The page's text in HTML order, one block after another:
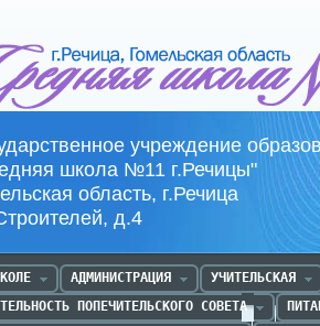
учреждение
школа №11 г.Речицы"
область, г.Речица
д.4
АДМИНИСТРАЦИЯ
УЧИТЕЛЬСКАЯ
ПОПЕЧИТЕЛЬСКОГО СОВЕТА